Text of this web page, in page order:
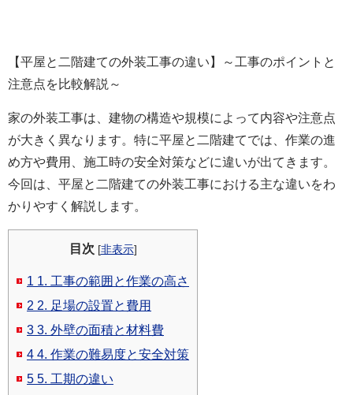
【平屋と二階建ての外装工事の違い】～工事のポイントと
注意点を比較解説～
家の外装工事は、建物の構造や規模によって内容や注意点
が大きく異なります。特に平屋と二階建てでは、作業の進
め方や費用、施工時の安全対策などに違いが出てきます。
今回は、平屋と二階建ての外装工事における主な違いをわ
かりやすく解説します。
目次 [非表示]
1 1. 工事の範囲と作業の高さ
2 2. 足場の設置と費用
3 3. 外壁の面積と材料費
4 4. 作業の難易度と安全対策
5 5. 工期の違い